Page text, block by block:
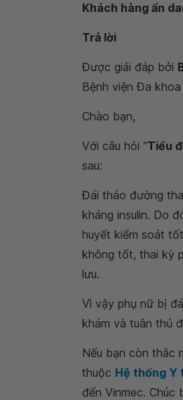
Khách hàng ẩn
Trả lời
Được giải đáp bởi
Bệnh viện Đa
Chào bạn,
Với câu hỏi “Tiểu
sau:
Đái tháo đường
kháng insulin. Do
huyết kiểm soát
không tốt, thai kỳ
lưu.
Vì vậy phụ nữ bị
khám và tuân thủ
Nếu bạn còn thắc
thuộc Hệ thống Y
đến Vinmec. Chúc